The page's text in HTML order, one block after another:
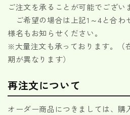
ご注文を承ることが可能でござい
ご希望の場合は上記1～4と合わ
様名もお知らせください。
※大量注文も承っております。（
期が異なります）
再注文について
オーダー商品につきましては、購